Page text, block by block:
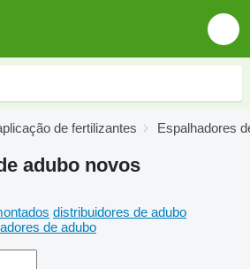
de fertilizantes Espalhadores
adubo novos
distribuidores de adubo
de adubo